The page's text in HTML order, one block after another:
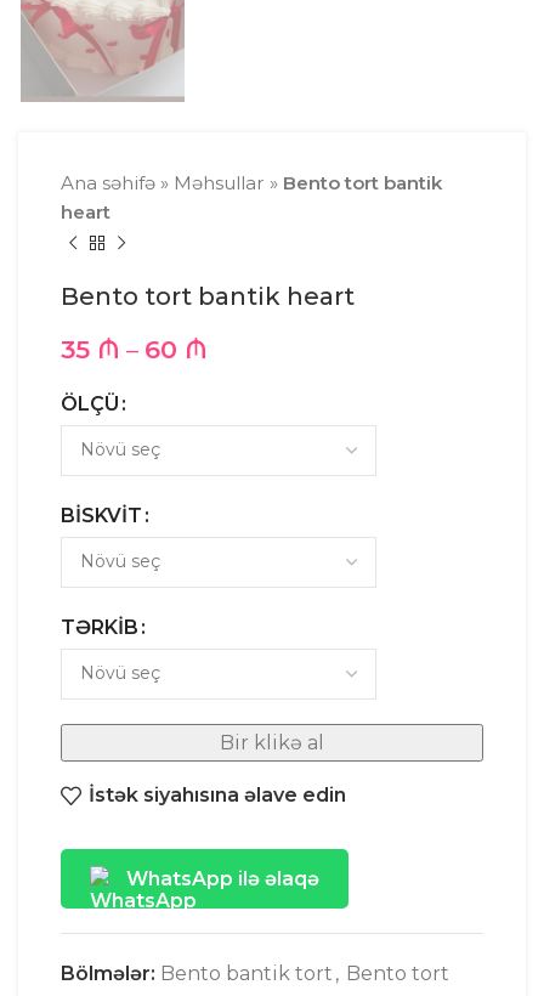
Ana səhifə » Məhsullar » Bento tort bantik
heart
Bento tort bantik heart
35 ₼ – 60 ₼
ÖLÇÜ
BISKVIT
TƏRKIB
Bir klikə al
İstək siyahısına əlave edin
WhatsApp ilə əlaqə
Bölmələr: Bento bantik tort , Bento tort